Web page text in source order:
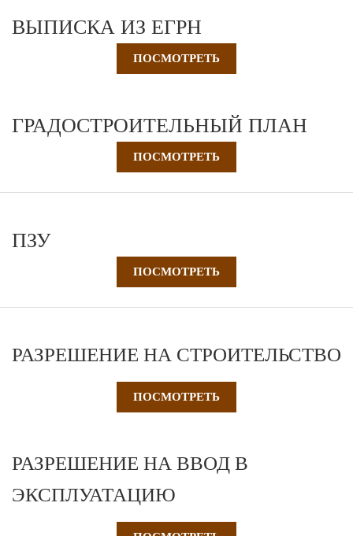
ВЫПИСКА ИЗ ЕГРН
ПОСМОТРЕТЬ
ГРАДОСТРОИТЕЛЬНЫЙ ПЛАН
ПОСМОТРЕТЬ
ПЗУ
ПОСМОТРЕТЬ
РАЗРЕШЕНИЕ НА СТРОИТЕЛЬСТВО
ПОСМОТРЕТЬ
РАЗРЕШЕНИЕ НА ВВОД В
ЭКСПЛУАТАЦИЮ